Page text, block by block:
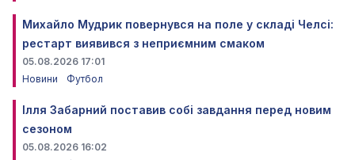
Михайло Мудрик повернувся на поле у складі Челсі:
рестарт виявився з неприємним смаком
05.08.2026 17:01
Новини
Футбол
Ілля Забарний поставив собі завдання перед новим
сезоном
05.08.2026 16:02